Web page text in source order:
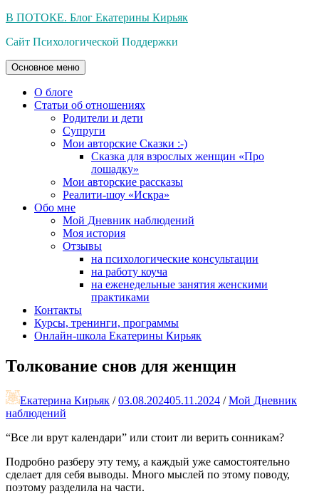
Перейти
содержимому
В ПОТОКЕ. Блог Екатерины Кирьяк
Сайт Психологической Поддержки
Основное меню
О блоге
Статьи об отношениях
Родители и дети
Супруги
Мои авторские Сказки :-)
Сказка для взрослых женщин «Про
лошадку»
Мои авторские рассказы
Реалити-шоу «Искра»
Обо мне
Мой Дневник наблюдений
Моя история
Отзывы
на психологические консультации
на работу коуча
на еженедельные занятия женскими
практиками
Контакты
Курсы, тренинги, программы
Онлайн-школа Екатерины Кирьяк
Толкование снов для женщин
Екатерина Кирьяк / 03.08.202405.11.2024 / Мой Дневник
наблюдений
“Все ли врут календари” или стоит ли верить сонникам?
Подробно разберу эту тему, а каждый уже самостоятельно
сделает для себя выводы. Много мыслей по этому поводу,
поэтому разделила на части.